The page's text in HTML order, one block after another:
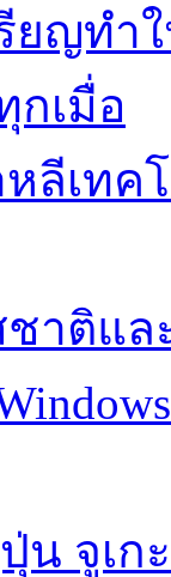
ยญทำ
กเมื่อ
หลีเท
ชาติแ
น จูเก